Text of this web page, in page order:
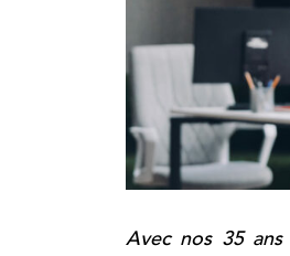
Avec nos 35